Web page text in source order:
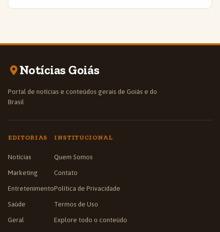
Notícias Goiás
Portal de notícias e conteúdos gerais de Goiás e do
Brasil
EDITORIAS
Notícias
Marketing
Entretenimento
Saúde
Geral
INSTITUCIONAL
Quem Somos
Contato
Política de Privacidade
Termos de Uso
Explore todo o conteúdo